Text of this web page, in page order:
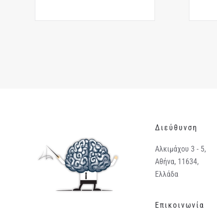
Διεύθυνση
Αλκιμάχου 3 - 5,
Αθήνα, 11634,
Ελλάδα
Επικοινωνία